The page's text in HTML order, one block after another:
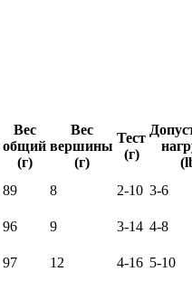
Вес
общий
(г)
Вес
вершины
(г)
Тест
(г)
89 8 2-10 3-6
96 9 3-14 4-8
97 12 4-16 5-10